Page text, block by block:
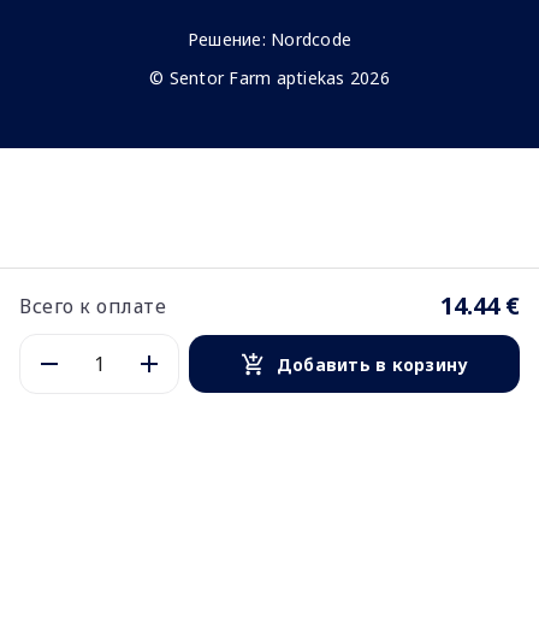
Всего к оплате 14.44 €
Добавить в корзину
Решение: Nordcode
© Sentor Farm aptiekas 2026